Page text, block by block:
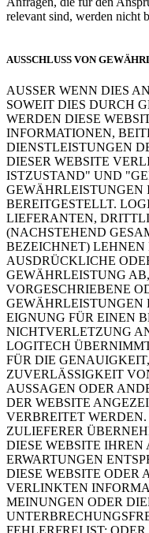
relevant sind, werden nicht
AUSSCHLUSS VON
AUSSER WENN DIES
SOWEIT DIES DURCH
WERDEN DIESE
INFORMATIONEN,
DIENSTLEISTUNGEN
DIESER WEBSITE
ISTZUSTAND" UND
GEWÄHRLEISTUNGEN
BEREITGESTELLT.
LIEFERANTEN,
(NACHSTEHEND
BEZEICHNET)
AUSDRÜCKLICHE
GEWÄHRLEISTUNG
VORGESCHRIEBENE
EIGNUNG FÜR EINEN
NICHTVERLETZUNG
LOGITECH
FÜR DIE
ZUVERLÄSSIGKEIT
AUSSAGEN ODER
DER WEBSITE
VERBREITET
ZULIEFERER
DIESE WEBSITE IHREN
ERWARTUNGEN
DIESE WEBSITE ODER
VERLINKTEN
MEINUNGEN ODER